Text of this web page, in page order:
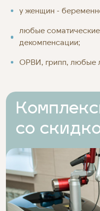
у женщин -
любые
декомпенсации;
ОРВИ, грипп, любые
со